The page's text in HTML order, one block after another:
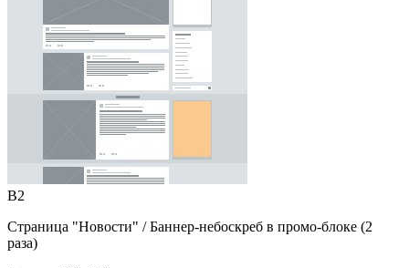
B2
Страница "Новости" / Баннер-небоскреб в промо-блоке (2
раза)